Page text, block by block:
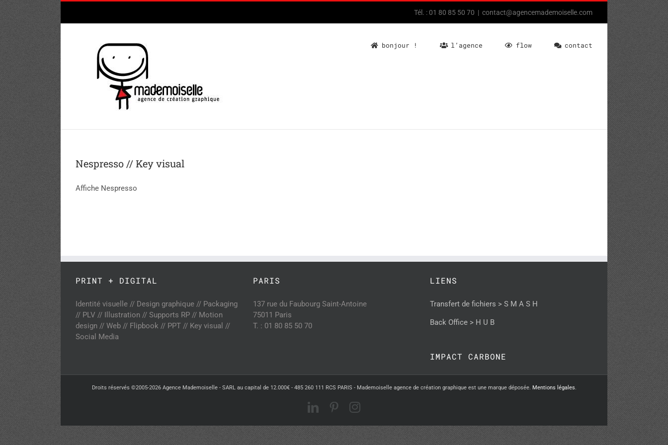
Passer
au
contenu
Tél. : 01 80 85 50 70 | contact@agencemademoiselle.com
bonjour ! l’agence flow contact
Nespresso // Key visual
Affiche Nespresso
PRINT + DIGITAL
Identité visuelle // Design graphique // Packaging
// PLV // Illustration // Supports RP // Motion
design // Web // Flipbook // PPT // Key visual //
Social Media
PARIS
137 rue du Faubourg Saint-Antoine
75011 Paris
T. : 01 80 85 50 70
LIENS
Transfert de fichiers > S M A S H
Back Office > H U B
IMPACT CARBONE
Droits réservés ©2005-2026 Agence Mademoiselle - SARL au capital de 12.000€ - 485 260 111 RCS PARIS - Mademoiselle agence de création graphique est une marque déposée. Mentions légales.
LinkedInPinterestInstagram